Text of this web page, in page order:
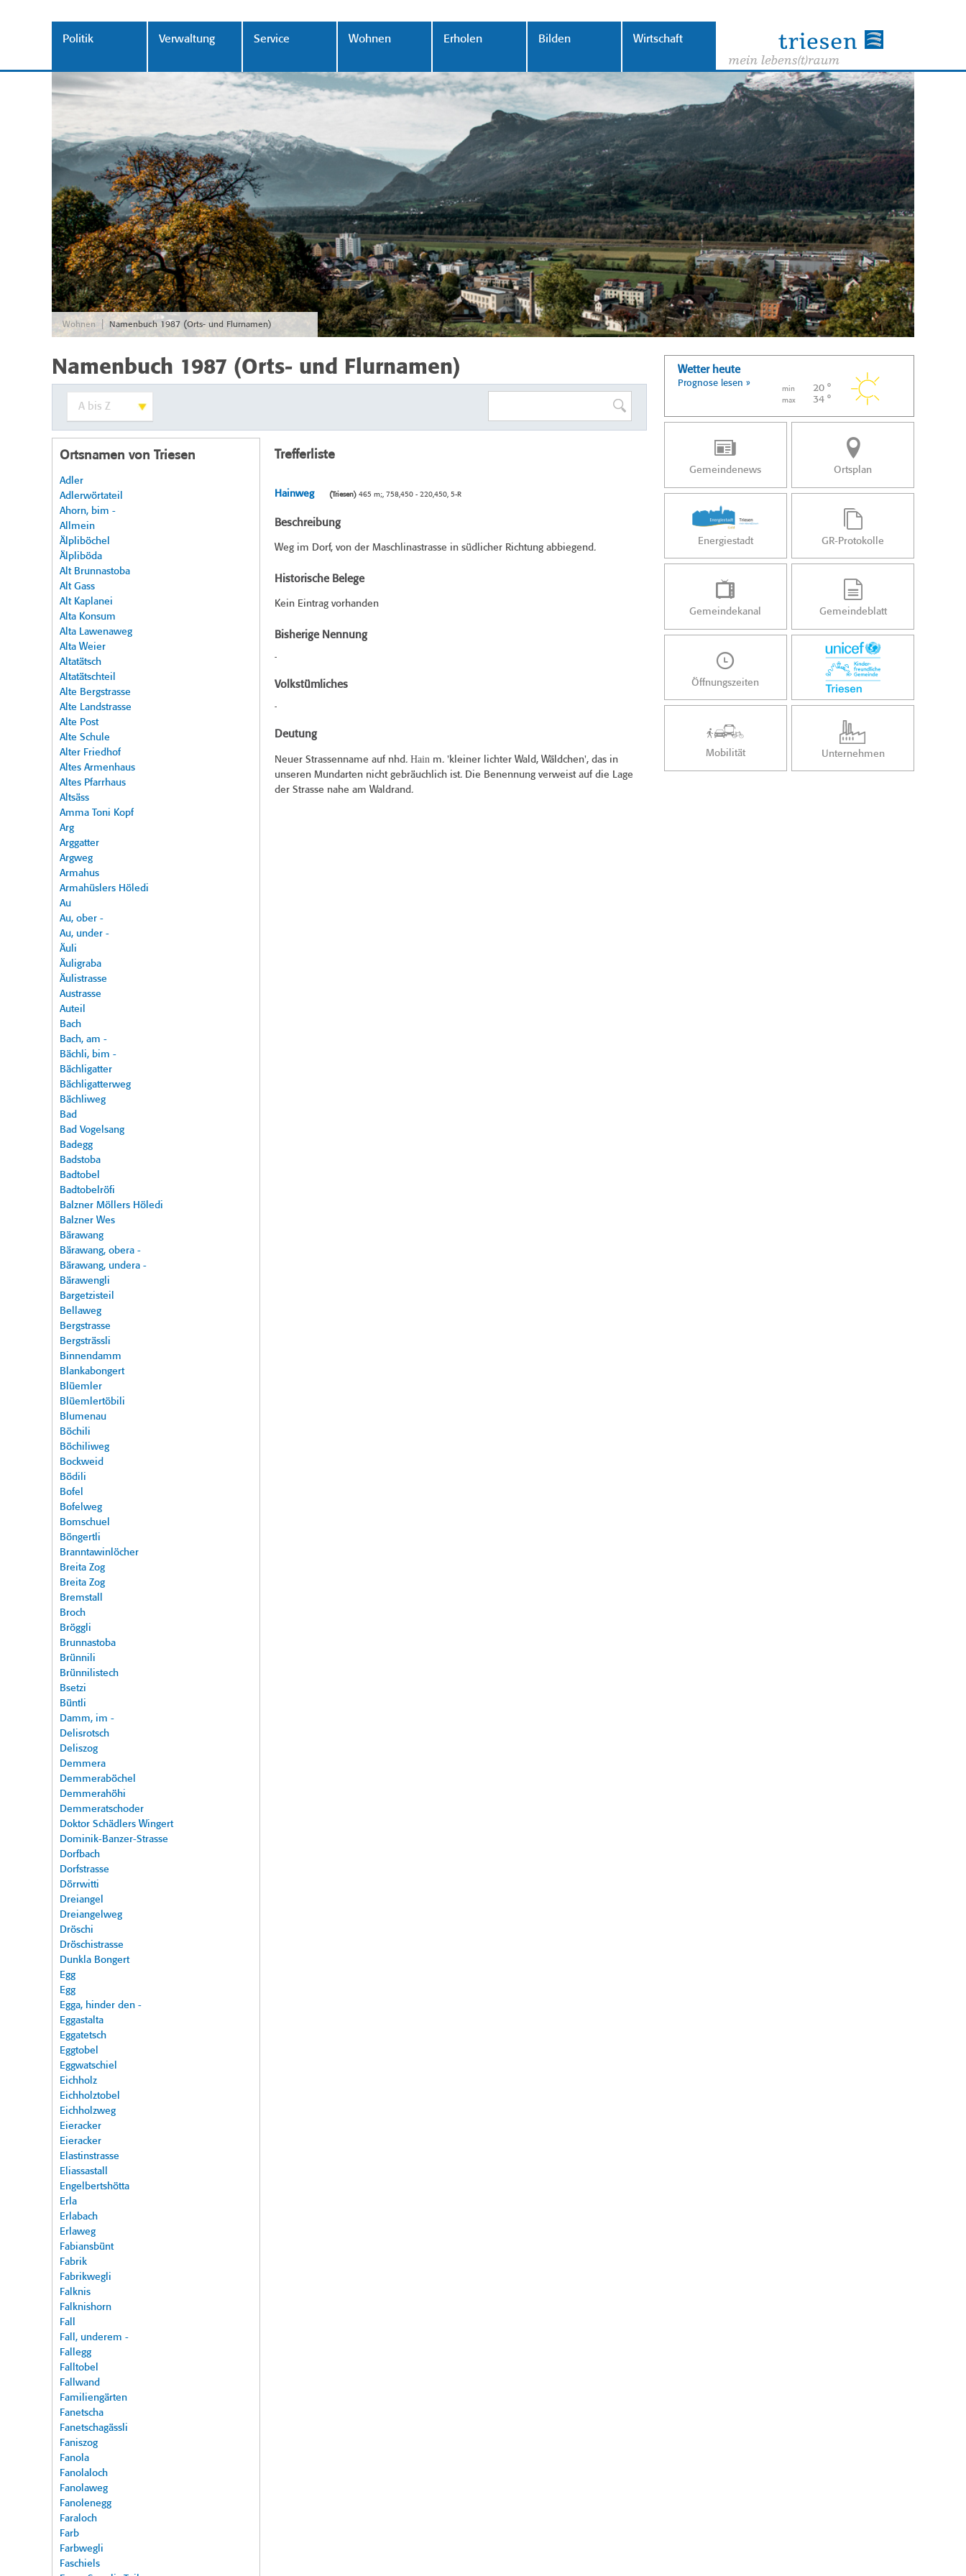
Politik Verwaltung Service Wohnen Erholen Bilden Wirtschaft
Wohnen Namenbuch 1987 (Orts- und Flurnamen)
Namenbuch 1987 (Orts- und Flurnamen)
Ortsnamen von Triesen
Adler
Adlerwörtateil
Ahorn, bim -
Allmein
Älpliböchel
Älpliböda
Alt Brunnastoba
Alt Gass
Alt Kaplanei
Alta Konsum
Alta Lawenaweg
Alta Weier
Altatätsch
Altatätschteil
Alte Bergstrasse
Alte Landstrasse
Alte Post
Alte Schule
Alter Friedhof
Altes Armenhaus
Altes Pfarrhaus
Altsäss
Amma Toni Kopf
Arg
Arggatter
Argweg
Armahus
Armahüslers Höledi
Au
Au, ober -
Au, under -
Äuli
Äuligraba
Äulistrasse
Austrasse
Auteil
Bach
Bach, am -
Bächli, bim -
Bächligatter
Bächligatterweg
Bächliweg
Bad
Bad Vogelsang
Badegg
Badstoba
Badtobel
Badtobelröfi
Balzner Möllers Höledi
Balzner Wes
Bärawang
Bärawang, obera -
Bärawang, undera -
Bärawengli
Bargetzisteil
Bellaweg
Bergstrasse
Bergsträssli
Binnendamm
Blankabongert
Blüemler
Blüemlertöbili
Blumenau
Böchili
Böchiliweg
Bockweid
Bödili
Bofel
Bofelweg
Bomschuel
Böngertli
Branntawinlöcher
Breita Zog
Breita Zog
Bremstall
Broch
Bröggli
Brunnastoba
Brünnili
Brünnilistech
Bsetzi
Büntli
Damm, im -
Delisrotsch
Deliszog
Demmera
Demmeraböchel
Demmerahöhi
Demmeratschoder
Doktor Schädlers Wingert
Dominik-Banzer-Strasse
Dorfbach
Dorfstrasse
Dörrwitti
Dreiangel
Dreiangelweg
Dröschi
Dröschistrasse
Dunkla Bongert
Egg
Egg
Egga, hinder den -
Eggastalta
Eggatetsch
Eggtobel
Eggwatschiel
Eichholz
Eichholztobel
Eichholzweg
Eieracker
Eieracker
Elastinstrasse
Eliassastall
Engelbertshötta
Erla
Erlabach
Erlaweg
Fabiansbünt
Fabrik
Fabrikwegli
Falknis
Falknishorn
Fall
Fall, underem -
Fallegg
Falltobel
Fallwand
Familiengärten
Fanetscha
Fanetschagässli
Faniszog
Fanola
Fanolaloch
Fanolaweg
Fanolenegg
Faraloch
Farb
Farbwegli
Faschiels
Trefferliste
Hainweg (Triesen)465 m;, 758,450 - 220,450, 5-R
Beschreibung
Weg im Dorf, von der Maschlinastrasse in südlicher Richtung abbiegend.
Historische Belege
Kein Eintrag vorhanden
Bisherige Nennung
-
Volkstümliches
-
Deutung
Neuer Strassenname auf nhd. Hainm. 'kleiner lichter Wald, Wäldchen', das in
unseren Mundarten nicht gebräuchlich ist. Die Benennung verweist auf die Lage
der Strasse nahe am Waldrand.
Wetter heute
Prognose lesen »
min 20 °
max 34 °
Gemeindenews Ortsplan
Energiestadt GR-Protokolle
Gemeindekanal Gemeindeblatt
Öffnungszeiten
Mobilität Unternehmen